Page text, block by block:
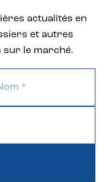
actualités en
et autres
sur le marché.